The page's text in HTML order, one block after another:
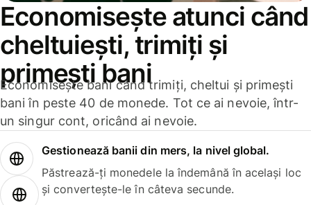
Economisește atunci când
cheltuiești, trimiți și
primești bani
Economisește bani când trimiți, cheltui și primești
bani în peste 40 de monede. Tot ce ai nevoie, într-
un singur cont, oricând ai nevoie.
Gestionează banii din mers, la nivel global.
Păstrează-ți monedele la îndemână în același loc
și convertește-le în câteva secunde.